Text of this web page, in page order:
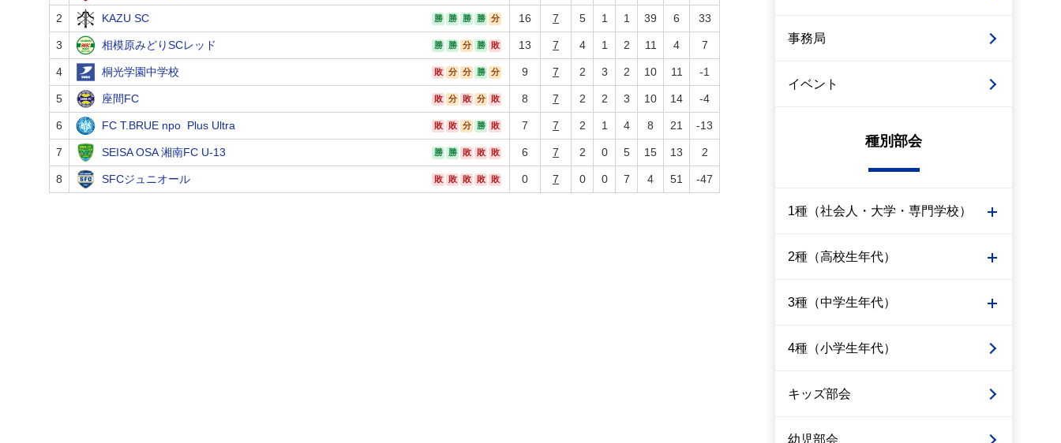
2 KAZU SC 勝 勝 勝 勝 分 16 7 5 1 1 39 6 33
3 相模原みどりSCレッド 勝 勝 分 勝 敗 13 7 4 1 2 11 4 7
4 桐光学園中学校 敗 分 分 勝 分 9 7 2 3 2 10 11 -1
5 座間FC 敗 分 敗 分 敗 8 7 2 2 3 10 14 -4
6 FC T.BRUE npo Plus Ultra 敗 敗 分 勝 敗 7 7 2 1 4 8 21 -13
7 SEISA OSA 湘南FC U-13 勝 勝 敗 敗 敗 6 7 2 0 5 15 13 2
8 SFCジュニオール 敗 敗 敗 敗 敗 0 7 0 0 7 4 51 -47
事務局
イベント
種別部会
1種（社会人・大学・専門学校）
2種（高校生年代）
3種（中学生年代）
4種（小学生年代）
キッズ部会
幼児部会